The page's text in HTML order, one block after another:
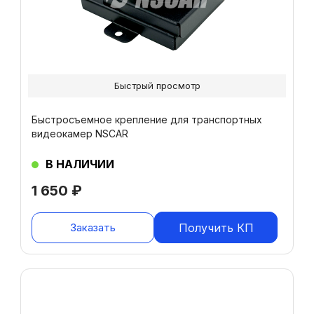
1 650 ₽
Быстросъемное крепление для транспортных
видеокамер NSCAR
В НАЛИЧИИ
Заказать Получить КП
Быстрый просмотр